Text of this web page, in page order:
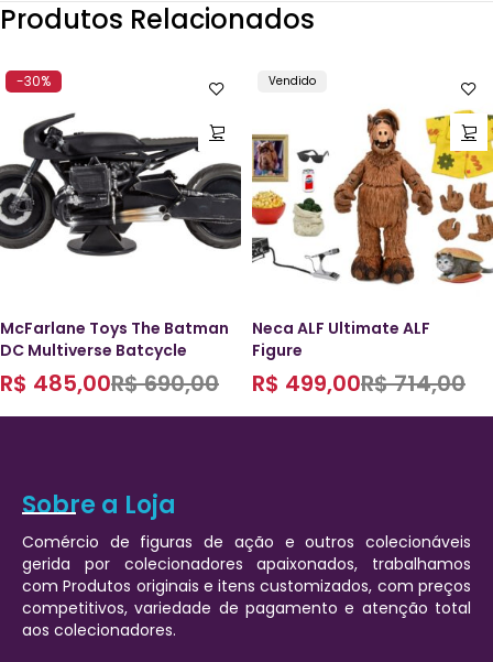
Produtos Relacionados
-30%
McFarlane Toys The Batman
DC Multiverse Batcycle
R$690,00
R$ 485,00
Vendido
Neca ALF Ultimate ALF
Figure
R$714,00
R$ 499,00
Sobre a Loja
Comércio de figuras de ação e outros colecionáveis
gerida por colecionadores apaixonados, trabalhamos
com Produtos originais e itens customizados, com preços
competitivos, variedade de pagamento e atenção total
aos colecionadores.